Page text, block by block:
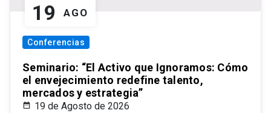
19 AGO
Conferencias
Seminario: “El Activo que Ignoramos: Cómo
el envejecimiento redefine talento,
mercados y estrategia”
19 de Agosto de 2026